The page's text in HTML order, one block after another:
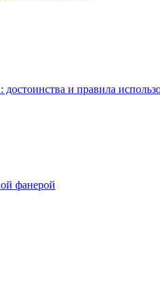
и правила
фанерой